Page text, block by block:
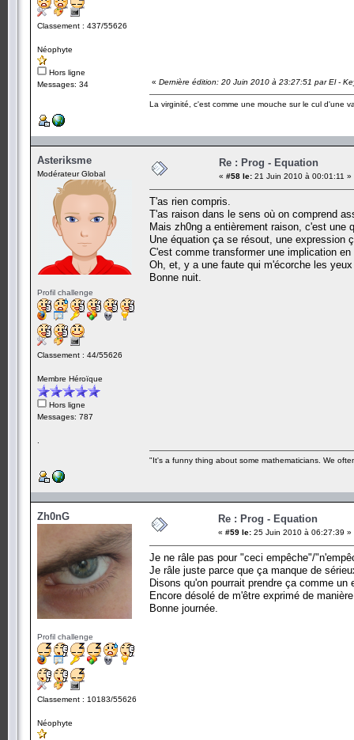
Classement : 437/55626
Néophyte
Hors ligne
Messages: 34
« Dernière édition: 20 Juin 2010 à 23:27:51 par El -
La virginité, c'est comme une mouche sur le cul d'une
Asteriksme
Modérateur Global
Profil challenge
Classement : 44/55626
Membre Héroïque
Hors ligne
Messages: 787
Re : Prog - Equation
« #58 le: 21 Juin 2010 à 00:01:11 »
T'as rien compris.
T'as raison dans le sens où on comprend
Mais zh0ng a entièrement raison, c'est
Une équation ça se résout, une expression
C'est comme transformer une implication
Oh, et, y a une faute qui m'écorche les
Bonne nuit.
"It's a funny thing about some mathematicians. We
Zh0nG
Profil challenge
Classement : 10183/55626
Néophyte
Re : Prog - Equation
« #59 le: 25 Juin 2010 à 06:27:39 »
Je ne râle pas pour "ceci empêche"/
Je râle juste parce que ça manque de
Disons qu'on pourrait prendre ça comme
Encore désolé de m'être exprimé de
Bonne journée.